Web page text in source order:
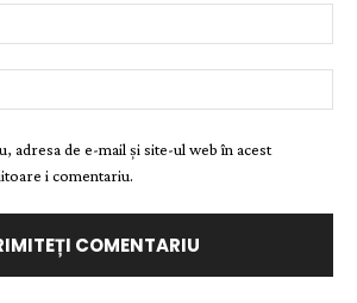
adresa de e-mail și site-ul web în acest
i comentariu.